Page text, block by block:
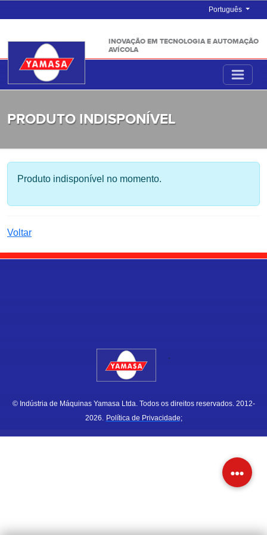
Português
INOVAÇÃO EM TECNOLOGIA E AUTOMAÇÃO
AVÍCOLA
PRODUTO INDISPONÍVEL
Produto indisponível no momento.
Voltar
.
© Indústria de Máquinas Yamasa Ltda. Todos os direitos reservados. 2012-
2026. Política de Privacidade;